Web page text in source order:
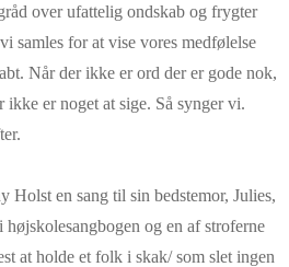
over ufattelig ondskab og frygter
samles for at vise vores medfølelse
Når der ikke er ord der er gode nok,
er noget at sige. Så synger vi.
Holst en sang til sin bedstemor, Julies,
højskolesangbogen og en af stroferne
at holde et folk i skak/ som slet ingen